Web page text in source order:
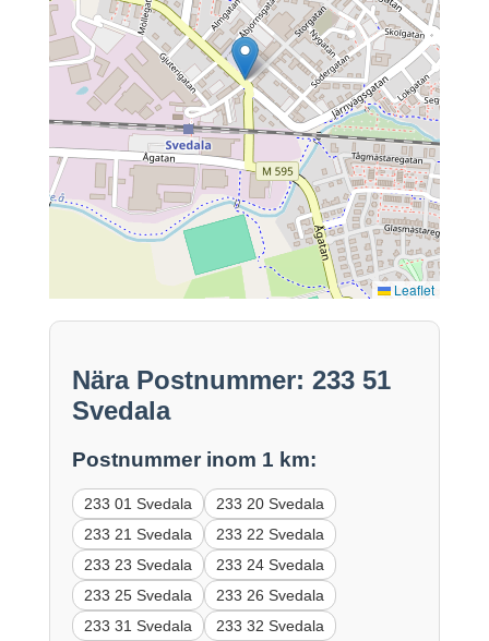
Leaflet
Nära Postnummer: 233 51
Svedala
Postnummer inom 1 km:
233 01 Svedala
233 20 Svedala
233 21 Svedala
233 22 Svedala
233 23 Svedala
233 24 Svedala
233 25 Svedala
233 26 Svedala
233 31 Svedala
233 32 Svedala